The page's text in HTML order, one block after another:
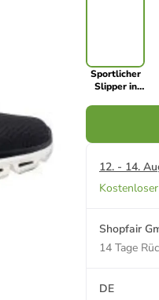
Sportlicher
Slipper in
12. - 14.
Shopfair
14 Tage
DE